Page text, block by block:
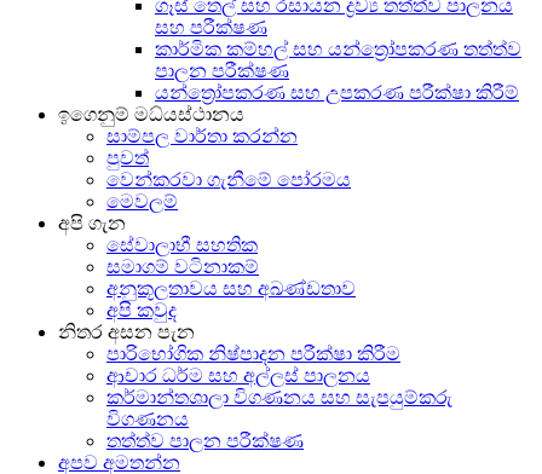
ගෑස් තෙල් සහ රසායන ද්‍රව්‍ය තත්ත්ව පාලනය
සහ පරීක්ෂණ
කාර්මික කම්හල් සහ යන්ත්‍රෝපකරණ තත්ත්ව
පාලන පරීක්ෂණ
යන්ත්‍රෝපකරණ සහ උපකරණ පරීක්ෂා කිරීම්
ඉගෙනුම් මධ්යස්ථානය
සාම්පල වාර්තා කරන්න
පුවත්
වෙන්කරවා ගැනීමේ පෝරමය
මෙවලම්
අපි ගැන
සේවාලාභී සහතික
සමාගම් වටිනාකම්
අනුකූලතාවය සහ අඛණ්ඩතාව
අපි කවුද
නිතර අසන පැන
පාරිභෝගික නිෂ්පාදන පරීක්ෂා කිරීම
ආචාර ධර්ම සහ අල්ලස් පාලනය
කර්මාන්තශාලා විගණනය සහ සැපයුම්කරු
විගණනය
තත්ත්ව පාලන පරීක්ෂණ
අපව අමතන්න